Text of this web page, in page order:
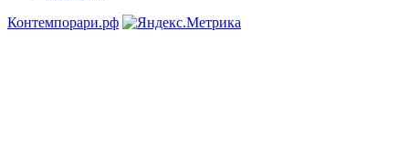
Контемпорари.рф